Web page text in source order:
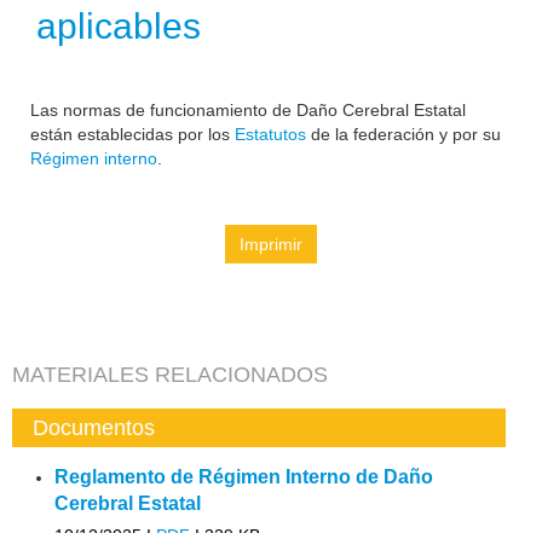
aplicables
Las normas de funcionamiento de Daño Cerebral Estatal
están establecidas por los Estatutos de la federación y por su
Régimen interno
Imprimir
MATERIALES RELACIONADOS
Documentos
Reglamento de Régimen Interno de Daño
Cerebral Estatal